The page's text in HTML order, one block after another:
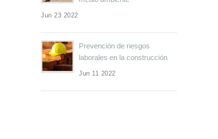
Jun 23 2022
Prevención de riesgos
laborales en la construcción
Jun 11 2022